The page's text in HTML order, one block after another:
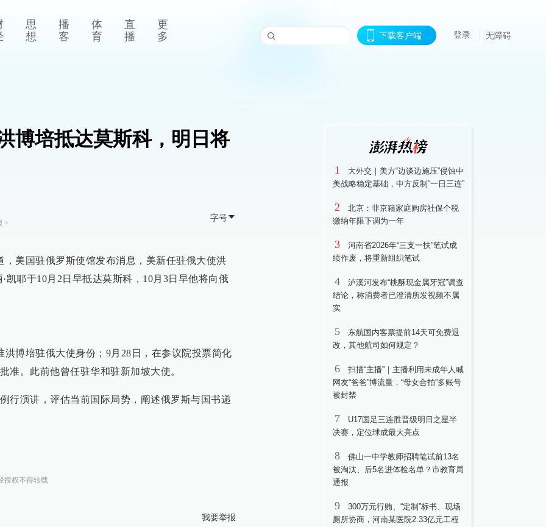
思
想
播
客
体
育
直
播
更
多
下载客户端 登录 无障碍
博培抵达莫斯科，明日将
>
字号
，美国驻俄罗斯使馆发布消息，美新任驻俄大使洪
凯耶于10月2日早抵达莫斯科，10月3日早他将向俄
洪博培驻俄大使身份；9月28日，在参议院投票简化
准。此前他曾任驻华和驻新加坡大使。
行演讲，评估当前国际局势，阐述俄罗斯与国书递
授权不得转载
我要举报
1
大外交｜美方“边谈边施压”侵蚀中
美战略稳定基础，中方反制“一日三连”
2
北京：非京籍家庭购房社保个税
缴纳年限下调为一年
3
河南省2026年“三支一扶”笔试成
绩作废，将重新组织笔试
4
泸溪河发布“桃酥现金属牙冠”调查
结论，称消费者已澄清所发视频不属
实
5
东航国内客票提前14天可免费退
改，其他航司如何规定？
6
扫描“主播”｜主播利用未成年人喊
网友“爸爸”博流量，“母女合拍”多账号
被封禁
7
U17国足三连胜晋级明日之星半
决赛，定位球成最大亮点
8
佛山一中学教师招聘笔试前13名
被淘汰、后5名进体检名单？市教育局
通报
9
300万元行贿、“定制”标书、现场
厕所协商，河南某医院2.33亿元工程